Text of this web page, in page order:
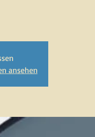
ansehen